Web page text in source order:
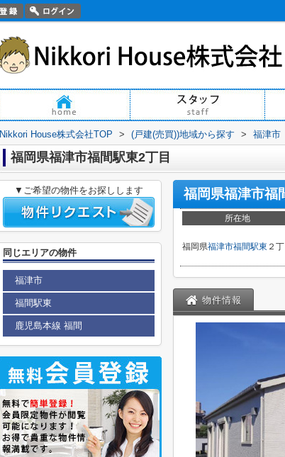
Nikkori House株式会社TOP > (戸建(売買))地域から探す > 福津市
福岡県福津市福間駅東2丁目
福岡県福津市福
所在地
福岡県福津市福間駅東 ２
物件情報
▼ご希望の物件をお探しします
同じエリアの物件
福津市
福間駅東
鹿児島本線 福間